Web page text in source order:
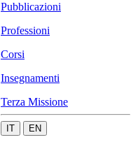
Pubblicazioni
Professioni
Corsi
Insegnamenti
Terza Missione
IT EN